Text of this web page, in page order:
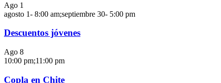
Ago 1
agosto 1- 8:00 am;septiembre 30- 5:00 pm
Descuentos jóvenes
Ago 8
10:00 pm;11:00 pm
Copla en Chite